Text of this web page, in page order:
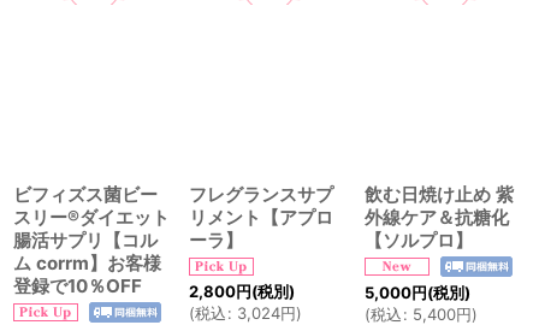
ビフィズス菌ビー
スリー®ダイエット
腸活サプリ【コル
ム corrm】お客様
登録で10％OFF
フレグランスサプ
リメント【アプロ
ーラ】
2,800円(税別)
(税込: 3,024円)
飲む日焼け止め 紫
外線ケア＆抗糖化
【ソルプロ】
5,000円(税別)
(税込: 5,400円)